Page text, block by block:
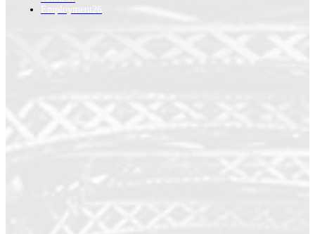
Employment 26